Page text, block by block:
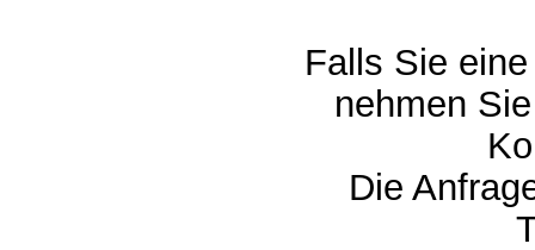
Falls Sie
nehmen
Die